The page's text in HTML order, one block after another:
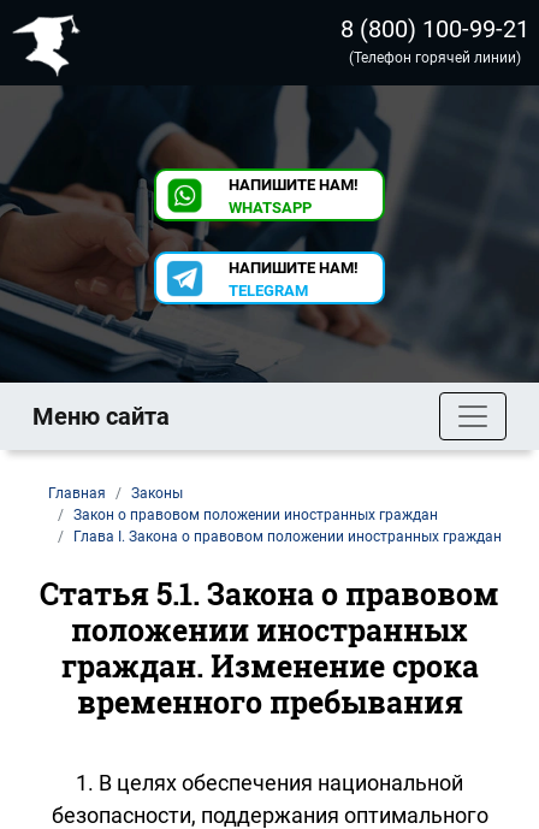
8 (800) 100-99-21
(Телефон горячей линии)
НАПИШИТЕ НАМ!
WHATSAPP
НАПИШИТЕ НАМ!
TELEGRAM
Меню сайта
Главная
Законы
Закон о правовом положении иностранных граждан
Глава I. Закона о правовом положении иностранных граждан
Статья 5.1. Закона о правовом
положении иностранных
граждан. Изменение срока
временного пребывания
1. В целях обеспечения национальной
безопасности, поддержания оптимального